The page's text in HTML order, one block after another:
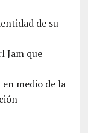
de su
Jam que
medio de la